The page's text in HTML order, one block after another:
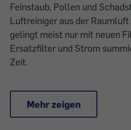
Feinstaub, Pollen und
Luftreiniger aus der
gelingt meist nur mit neuen
Ersatzfilter und Strom
Zeit.
Mehr zeigen